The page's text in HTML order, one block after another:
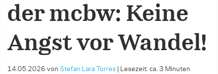
der mcbw: Keine
Angst vor Wandel!
14.05.2026 von Stefan Lara Torres Lesezeit: ca. 3 Minuten